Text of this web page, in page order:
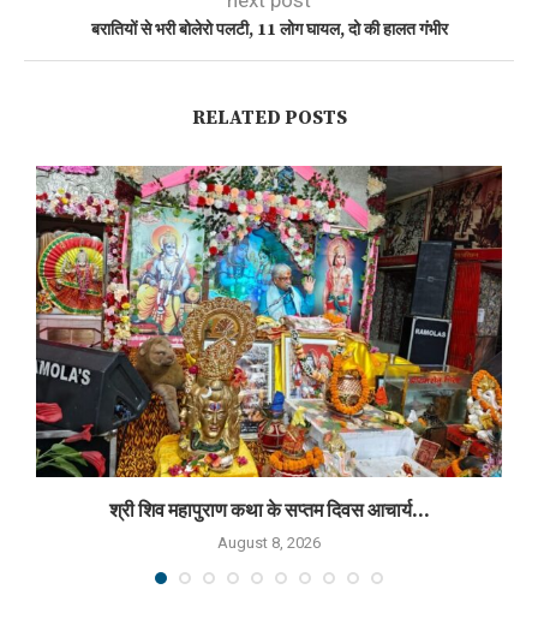
बरातियों से भरी बोलेरो पलटी, 11 लोग घायल, दो की हालत गंभीर
RELATED POSTS
श्री शिव महापुराण कथा के सप्तम दिवस आचार्य...
August 8, 2026